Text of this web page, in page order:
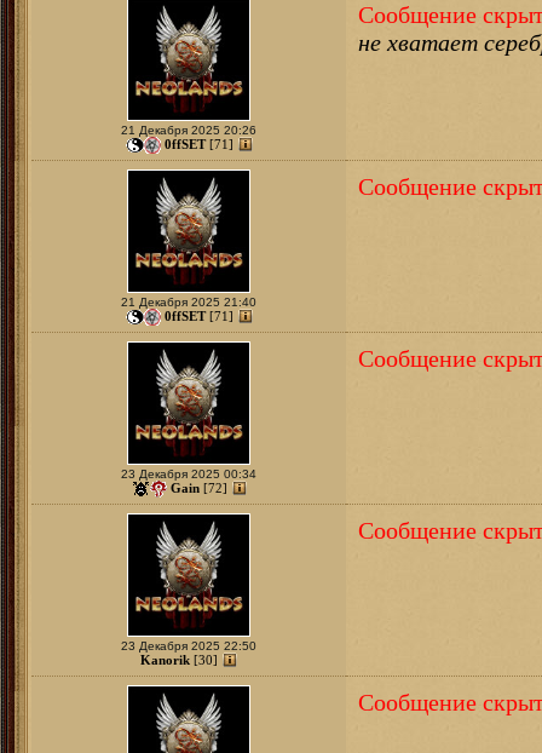
21 Декабря 2025 20:26
0ffSET [71]
Сообщение
не хватает
21 Декабря 2025 21:40
0ffSET [71]
Сообщение
23 Декабря 2025 00:34
Gain [72]
Сообщение
23 Декабря 2025 22:50
Kanorik [30]
Сообщение
Сообщение